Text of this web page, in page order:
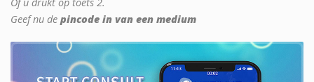
Of u drukt op toets 2.
Geef nu de pincode in van een medium